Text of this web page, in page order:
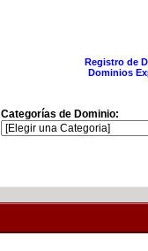
Registro de
Dominios
Categorías de Dominio: